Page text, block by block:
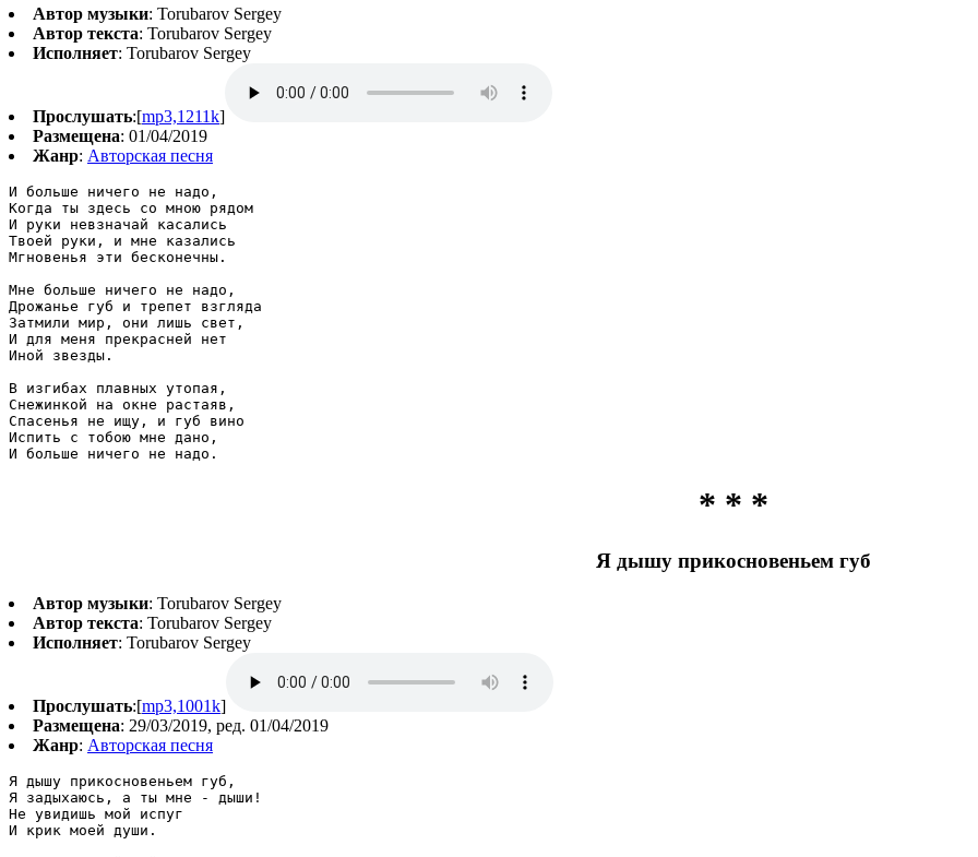
Автор музыки: Torubarov Sergey
Автор текста: Torubarov Sergey
Исполняет: Torubarov Sergey
Прослушать:[mp3,1211k]
Размещена: 01/04/2019
Жанр: Авторская песня
И больше ничего не надо,
Когда ты здесь со мною рядом
И руки невзначай касались
Твоей руки, и мне казались
Мгновенья эти бесконечны.
Мне больше ничего не надо,
Дрожанье губ и трепет взгляда
Затмили мир, они лишь свет,
И для меня прекрасней нет
Иной звезды.
В изгибах плавных утопая,
Снежинкой на окне растаяв,
Спасенья не ищу, и губ вино
Испить с тобою мне дано,
И больше ничего не надо.
* * *
Я дышу прикосновеньем губ
Автор музыки: Torubarov Sergey
Автор текста: Torubarov Sergey
Исполняет: Torubarov Sergey
Прослушать:[mp3,1001k]
Размещена: 29/03/2019, ред. 01/04/2019
Жанр: Авторская песня
Я дышу прикосновеньем губ,
Я задыхаюсь, а ты мне - дыши!
Не увидишь мой испуг
И крик моей души.